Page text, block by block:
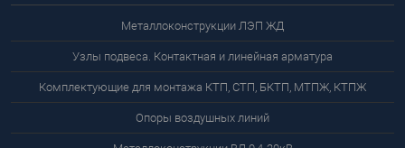
Металлоконструкции ЛЭП ЖД
Узлы подвеса. Контактная и линейная арматура
Комплектующие для монтажа КТП, СТП, БКТП, МТПЖ, КТПЖ
Опоры воздушных линий